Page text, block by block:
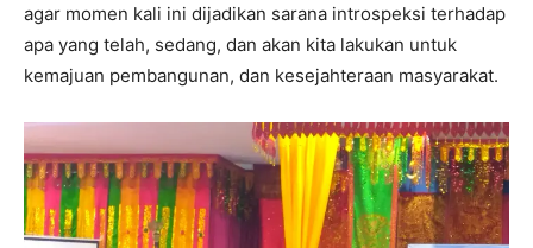
agar momen kali ini dijadikan sarana introspeksi terhadap
apa yang telah, sedang, dan akan kita lakukan untuk
kemajuan pembangunan, dan kesejahteraan masyarakat.